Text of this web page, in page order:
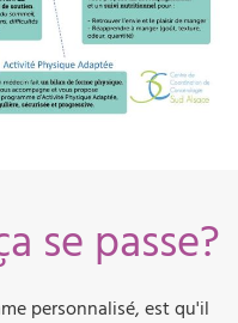
se passe?
personnalisé, est qu'il